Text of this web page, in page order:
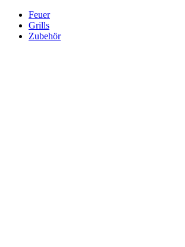
Feuer
Grills
Zubehör